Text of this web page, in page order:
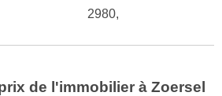
2980,
de l'immobilier à Zoersel